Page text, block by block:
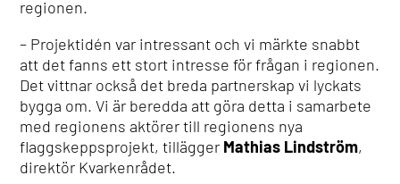
regionen.
– Projektidén var intressant och vi märkte snabbt
att det fanns ett stort intresse för frågan i regionen.
Det vittnar också det breda partnerskap vi lyckats
bygga om. Vi är beredda att göra detta i samarbete
med regionens aktörer till regionens nya
flaggskeppsprojekt, tillägger Mathias Lindström,
direktör Kvarkenrådet.